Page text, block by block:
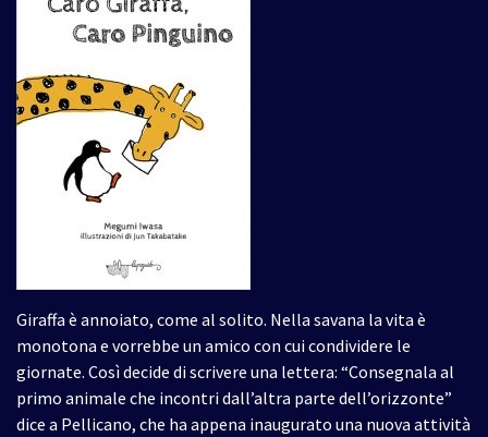
Giraffa è annoiato, come al solito. Nella savana la vita è
monotona e vorrebbe un amico con cui condividere le
giornate. Così decide di scrivere una lettera: “Consegnala al
primo animale che incontri dall’altra parte dell’orizzonte”
dice a Pellicano, che ha appena inaugurato una nuova attività